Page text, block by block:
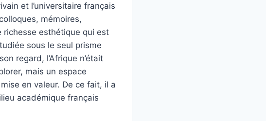
et l’universitaire français
mémoires,
richesse esthétique qui est
sous le seul prisme
regard, l’Afrique n’était
mais un espace
en valeur. De ce fait, il a
académique français